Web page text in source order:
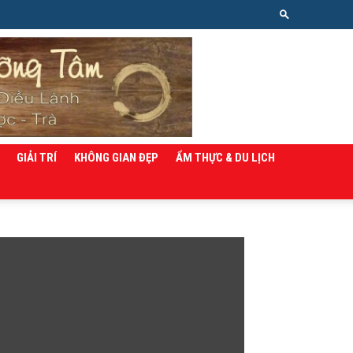
GIẢI TRÍ KHÔNG GIAN ĐẸP ẨM THỰC & DU LỊCH